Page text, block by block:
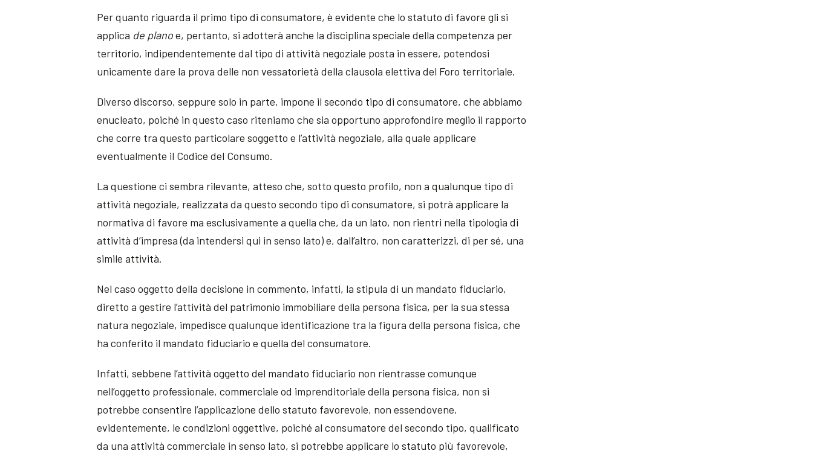
Per quanto riguarda il primo tipo di consumatore, è evidente che lo statuto di favore gli si
applica de planoe, pertanto, si adotterà anche la disciplina speciale della competenza per
territorio, indipendentemente dal tipo di attività negoziale posta in essere, potendosi
unicamente dare la prova delle non vessatorietà della clausola elettiva del Foro territoriale.
Diverso discorso, seppure solo in parte, impone il secondo tipo di consumatore, che abbiamo
enucleato, poiché in questo caso riteniamo che sia opportuno approfondire meglio il rapporto
che corre tra questo particolare soggetto e l’attività negoziale, alla quale applicare
eventualmente il Codice del Consumo.
La questione ci sembra rilevante, atteso che, sotto questo profilo, non a qualunque tipo di
attività negoziale, realizzata da questo secondo tipo di consumatore, si potrà applicare la
normativa di favore ma esclusivamente a quella che, da un lato, non rientri nella tipologia di
attività d’impresa (da intendersi qui in senso lato) e, dall’altro, non caratterizzi, di per sé, una
simile attività.
Nel caso oggetto della decisione in commento, infatti, la stipula di un mandato fiduciario,
diretto a gestire l’attività del patrimonio immobiliare della persona fisica, per la sua stessa
natura negoziale, impedisce qualunque identificazione tra la figura della persona fisica, che
ha conferito il mandato fiduciario e quella del consumatore.
Infatti, sebbene l’attività oggetto del mandato fiduciario non rientrasse comunque
nell’oggetto professionale, commerciale od imprenditoriale della persona fisica, non si
potrebbe consentire l’applicazione dello statuto favorevole, non essendovene,
evidentemente, le condizioni oggettive, poiché al consumatore del secondo tipo, qualificato
da una attività commerciale in senso lato, si potrebbe applicare lo statuto più favorevole,